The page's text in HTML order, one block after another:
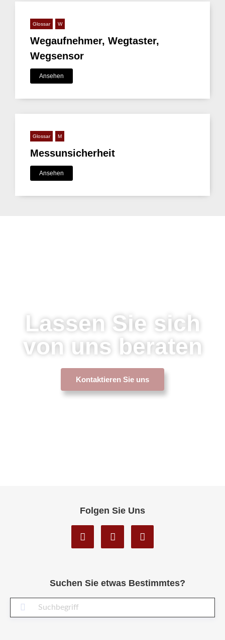
Glossar W
Wegaufnehmer, Wegtaster,
Wegsensor
Ansehen
Glossar M
Messunsicherheit
Ansehen
Lassen Sie sich
von uns beraten
Kontaktieren Sie uns
Suchen Sie etwas Bestimmtes?
Folgen Sie Uns